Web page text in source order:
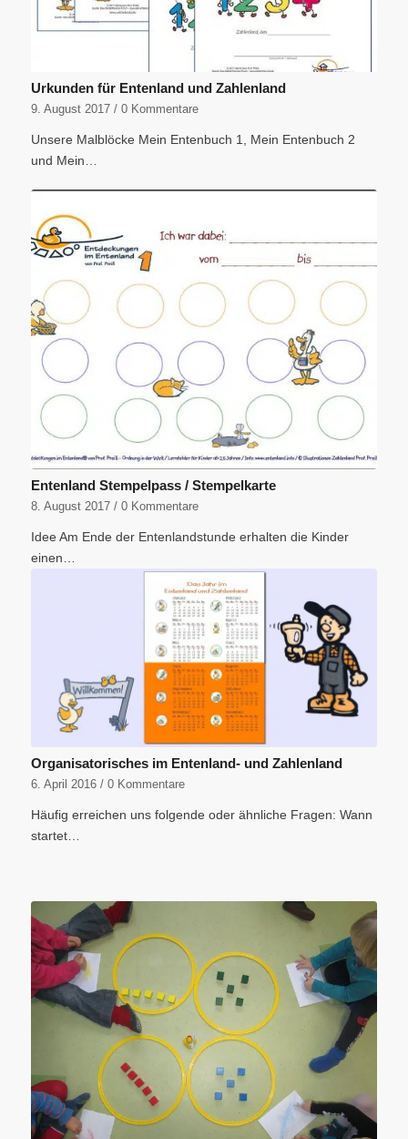
Urkunden für Entenland und Zahlenland
9. August 2017 / 0 Kommentare
Unsere Malblöcke Mein Entenbuch 1, Mein Entenbuch 2
und Mein…
Entenland Stempelpass / Stempelkarte
8. August 2017 / 0 Kommentare
Idee Am Ende der Entenlandstunde erhalten die Kinder
einen…
Organisatorisches im Entenland- und Zahlenland
6. April 2016 / 0 Kommentare
Häufig erreichen uns folgende oder ähnliche Fragen: Wann
startet…